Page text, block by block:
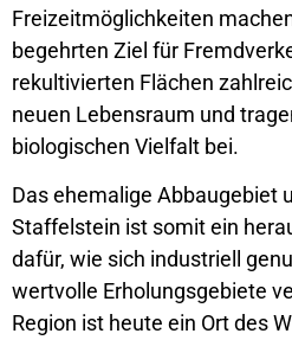
Freizeitmöglichkeiten
begehrten Ziel für
rekultivierten Flächen
neuen Lebensraum und
biologischen Vielfalt bei.
Das ehemalige Abbaugebiet
Staffelstein ist somit ein
dafür, wie sich industriell
wertvolle Erholungsgebiete
Region ist heute ein Ort des